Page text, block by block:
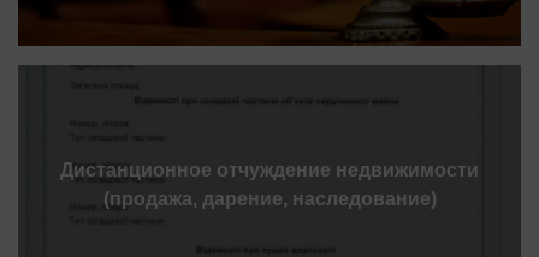
Дистанционное отчуждение недвижимости
(продажа, дарение, наследование)